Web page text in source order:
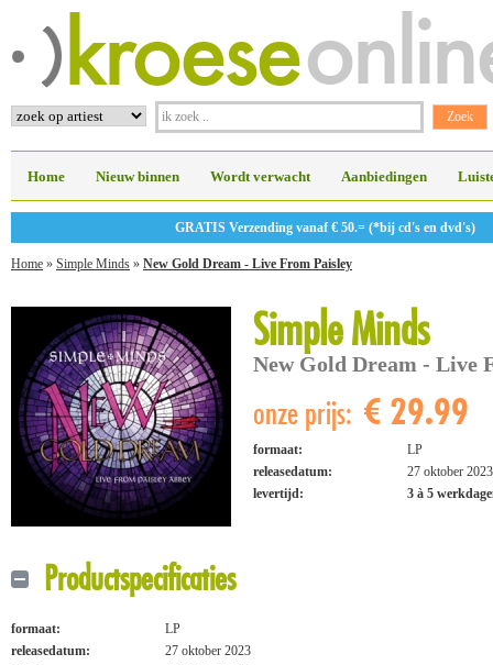
Home Nieuw binnen Wordt verwacht Aanbiedingen
GRATIS Verzending vanaf € 50.= (*bij cd's en dvd's)
Home » Simple Minds » New Gold Dream - Live From Paisley
Simple Minds
New Gold Dream - Live
onze prijs: € 29.99
formaat:
LP
releasedatum:
27 oktober 2023
levertijd:
3 à 5
Productspecificaties
formaat:
LP
releasedatum:
27 oktober 2023